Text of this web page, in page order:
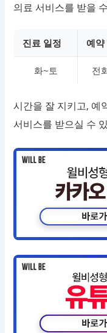
의료 서비스를 받을
진료 일정 예약
화~토 전
시간을 잘 지키고, 예
서비스를 받으실 수